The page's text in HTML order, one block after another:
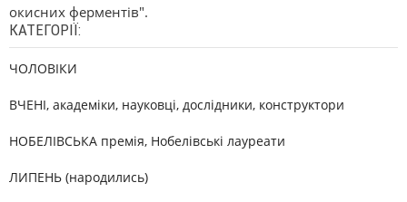
окисних ферментів".
КАТЕГОРІЇ:
ЧОЛОВІКИ
ВЧЕНІ, академіки, науковці, дослідники, конструктори
НОБЕЛІВСЬКА премія, Нобелівські лауреати
ЛИПЕНЬ (народились)